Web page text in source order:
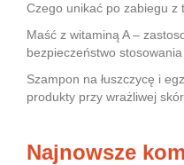
Czego unikać po zabiegu z
Maść z witaminą A –
bezpieczeństwo stosowania
Szampon na łuszczycę i
produkty przy wrażliwej
Najnowsze